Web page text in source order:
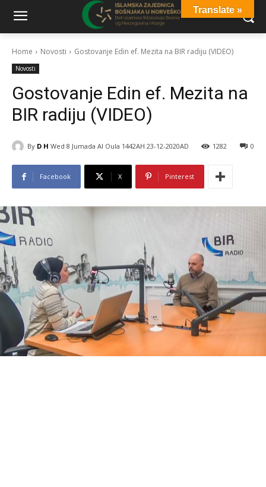
Home Novosti Gostovanje Edin ef. Mezita na BIR radiju (VIDEO)
Novosti
Gostovanje Edin ef. Mezita na
BIR radiju (VIDEO)
By D H Wed 8 Jumada Al Oula 1442AH 23-12-2020AD 0
1282
Facebook X Pinterest
Translate »